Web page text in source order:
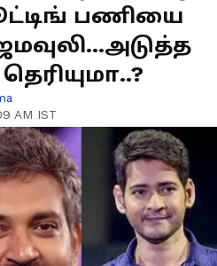
பணியை
AM IST